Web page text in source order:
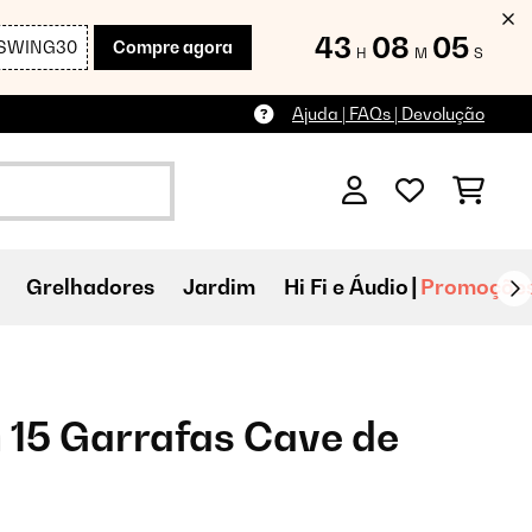
Compre agora 43 H 08 M 03 S
Ajuda | FAQs | Devolução
Grelhadores Jardim Hi Fi e Áudio
Garrafas Cave de